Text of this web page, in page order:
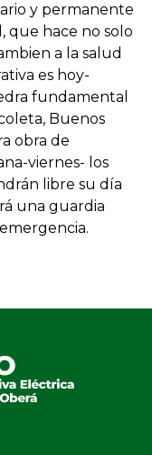
y permanente
que hace no solo
a la salud
es hoy-
fundamental
Buenos
obra de
viernes- los
libre su día
una guardia